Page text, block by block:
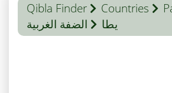
Qibla Finder Countries
الضفة الغربية
يطا